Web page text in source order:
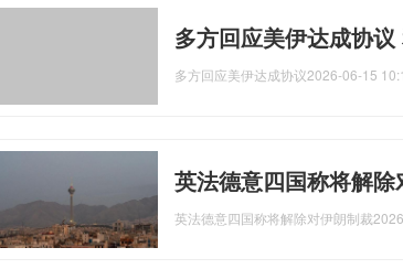
多方回应美伊达成协
多方回应美伊达成协议2026-06-15
英法德意四国称将解
英法德意四国称将解除对伊朗制裁